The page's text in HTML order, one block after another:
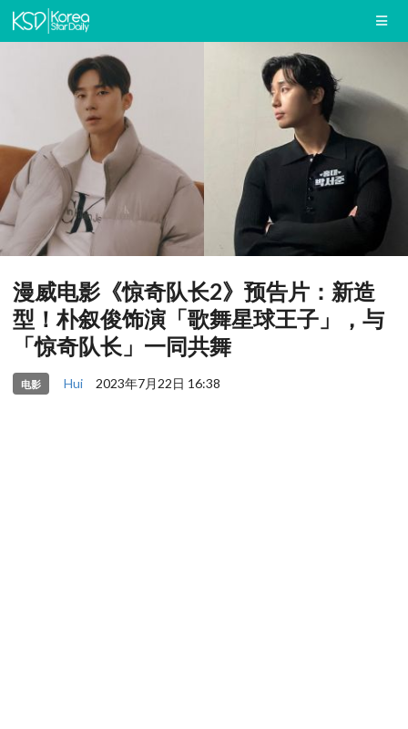
漫威电影《惊奇队长2》预告片：新造
型！朴叙俊饰演「歌舞星球王子」，与
「惊奇队长」一同共舞
电影 Hui 2023年7月22日 16:38